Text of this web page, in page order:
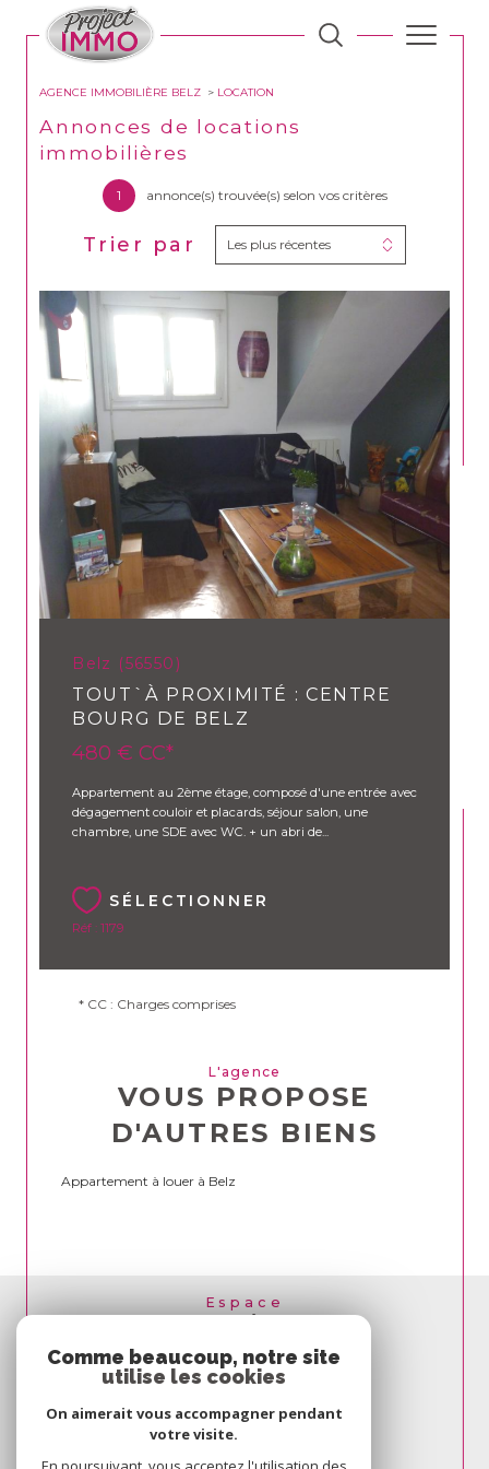
AGENCE IMMOBILIÈRE BELZ LOCATION
Annonces de locations
immobilières
1 annonce(s) trouvée(s) selon vos critères
Trier par Les plus récentes
Belz (56550)
TOUT`À PROXIMITÉ : CENTRE
BOURG DE BELZ
480 € CC*
Appartement au 2ème étage, composé d'une entrée avec
dégagement couloir et placards, séjour salon, une
chambre, une SDE avec WC. + un abri de...
SÉLECTIONNER
Réf : 1179
* CC : Charges comprises
L'agence
VOUS PROPOSE
D'AUTRES BIENS
Appartement à louer à Belz
Espace
SE CONNECTER
Comme beaucoup, notre site
utilise les cookies
On aimerait vous accompagner pendant
votre visite.